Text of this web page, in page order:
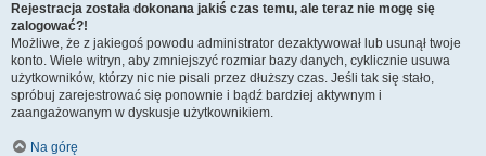
Rejestracja została dokonana jakiś czas temu, ale teraz nie mogę się
zalogować?!
Możliwe, że z jakiegoś powodu administrator dezaktywował lub usunął twoje
konto. Wiele witryn, aby zmniejszyć rozmiar bazy danych, cyklicznie usuwa
użytkowników, którzy nic nie pisali przez dłuższy czas. Jeśli tak się stało,
spróbuj zarejestrować się ponownie i bądź bardziej aktywnym i
zaangażowanym w dyskusje użytkownikiem.
Na górę